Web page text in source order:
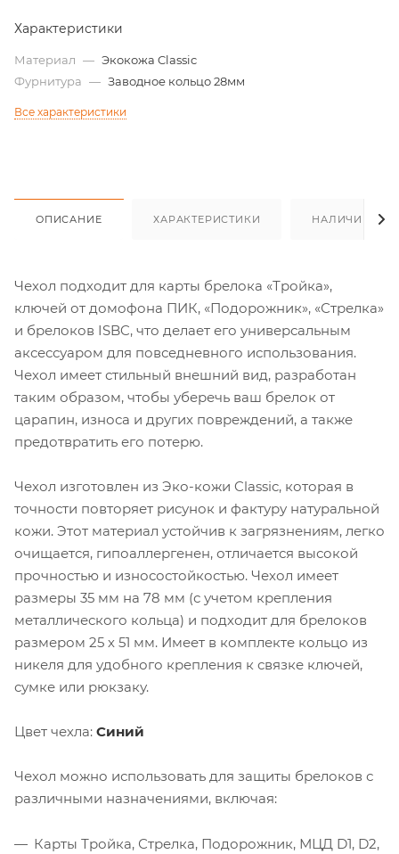
Характеристики
Материал — Экокожа Classic
Фурнитура — Заводное кольцо 28мм
Все характеристики
ОПИСАНИЕ ХАРАКТЕРИСТИКИ НАЛИЧИЕ
Чехол подходит для карты брелока «Тройка»,
ключей от домофона ПИК, «Подорожник», «Стрелка»
и брелоков ISBC, что делает его универсальным
аксессуаром для повседневного использования.
Чехол имеет стильный внешний вид, разработан
таким образом, чтобы уберечь ваш брелок от
царапин, износа и других повреждений, а также
предотвратить его потерю.
Чехол изготовлен из Эко-кожи Classic, которая в
точности повторяет рисунок и фактуру натуральной
кожи. Этот материал устойчив к загрязнениям, легко
очищается, гипоаллергенен, отличается высокой
прочностью и износостойкостью. Чехол имеет
размеры 35 мм на 78 мм (с учетом крепления
металлического кольца) и подходит для брелоков
размером 25 х 51 мм. Имеет в комплекте кольцо из
никеля для удобного крепления к связке ключей,
сумке или рюкзаку.
Цвет чехла: Синий
Чехол можно использовать для защиты брелоков с
различными назначениями, включая:
Карты Тройка, Стрелка, Подорожник, МЦД D1, D2,